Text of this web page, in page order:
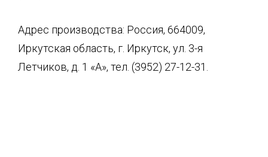
Адрес производства: Россия, 664009,
Иркутская область, г. Иркутск, ул. 3-я
Летчиков, д. 1 «А», тел. (3952) 27-12-31.